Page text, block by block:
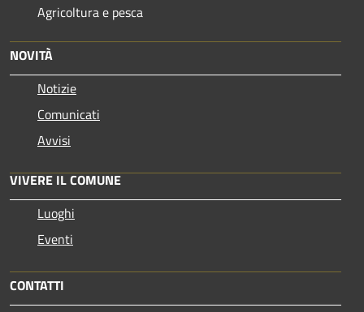
Agricoltura e pesca
NOVITÀ
Notizie
Comunicati
Avvisi
VIVERE IL COMUNE
Luoghi
Eventi
CONTATTI